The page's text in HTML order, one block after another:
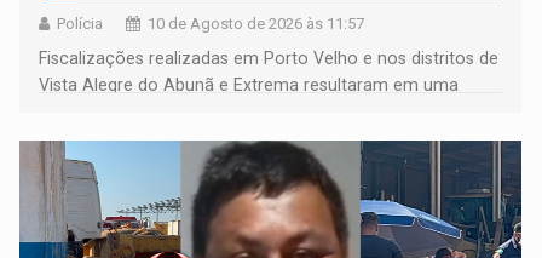
Polícia 10 de Agosto de 2026 às 11:57
Fiscalizações realizadas em Porto Velho e nos distritos de
Vista Alegre do Abunã e Extrema resultaram em uma
com fornecimento irregular